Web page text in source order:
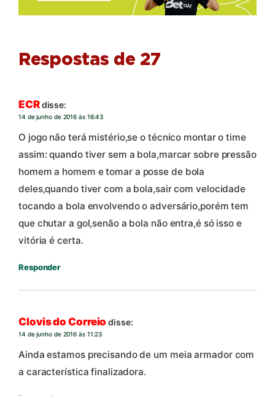
Respostas de 27
ECRdisse:
14 de junho de 2016 às 16:43
O jogo não terá mistério,se o técnico montar o time
assim: quando tiver sem a bola,marcar sobre pressão
homem a homem e tomar a posse de bola
deles,quando tiver com a bola,sair com velocidade
tocando a bola envolvendo o adversário,porém tem
que chutar a gol,senão a bola não entra,é só isso e
vitória é certa.
Responder
Clovis do Correio disse:
14 de junho de 2016 às 11:23
Ainda estamos precisando de um meia armador com
a característica finalizadora.